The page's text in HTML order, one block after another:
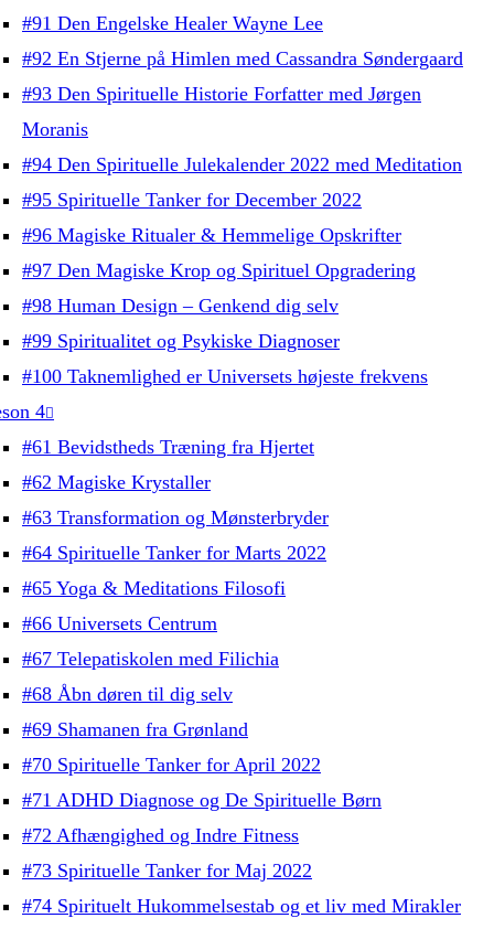
#91 Den Engelske Healer Wayne Lee
#92 En Stjerne på Himlen med Cassandra Søndergaard
#93 Den Spirituelle Historie Forfatter med Jørgen
Moranis
#94 Den Spirituelle Julekalender 2022 med Meditation
#95 Spirituelle Tanker for December 2022
#96 Magiske Ritualer & Hemmelige Opskrifter
#97 Den Magiske Krop og Spirituel Opgradering
#98 Human Design – Genkend dig selv
#99 Spiritualitet og Psykiske Diagnoser
#100 Taknemlighed er Universets højeste frekvens
4
#61 Bevidstheds Træning fra Hjertet
#62 Magiske Krystaller
#63 Transformation og Mønsterbryder
#64 Spirituelle Tanker for Marts 2022
#65 Yoga & Meditations Filosofi
#66 Universets Centrum
#67 Telepatiskolen med Filichia
#68 Åbn døren til dig selv
#69 Shamanen fra Grønland
#70 Spirituelle Tanker for April 2022
#71 ADHD Diagnose og De Spirituelle Børn
#72 Afhængighed og Indre Fitness
#73 Spirituelle Tanker for Maj 2022
#74 Spirituelt Hukommelsestab og et liv med Mirakler